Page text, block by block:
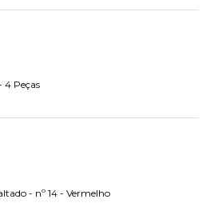
4 Peças
- nº 14 - Vermelho